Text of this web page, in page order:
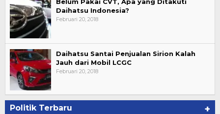
Daihatsu Indonesia?
Februari 20, 2018
Daihatsu Santai Penjualan Sirion Kalah
Jauh dari Mobil LCGC
Februari 20, 2018
Politik Terbaru +